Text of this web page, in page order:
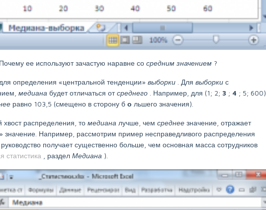
ее используют зачастую наравне со средним значением ?
определения «центральной тенденции» выборки . Для выборки с
медиана будет отличаться отсреднего . Например, для (1; 2; 3 ; 4 ; 5; 600)
равно 103,5 (смещено в сторону б о льшего значения).
распределения, то медиана лучше, чем среднее значение, отражает
значение. Например, рассмотрим пример несправедливого распределения
получает существенно больше, чем основная масса сотрудников
статистика , раздел Медиана ).